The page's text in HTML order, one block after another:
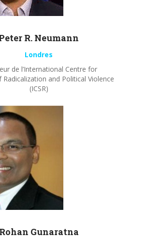
R. Neumann
Londres
de l’International Centre for
and Political Violence
(ICSR)
Rohan Gunaratna